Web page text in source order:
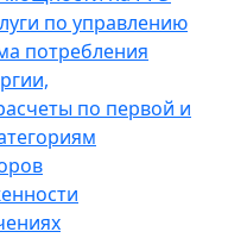
по управлению
потребления
по первой и